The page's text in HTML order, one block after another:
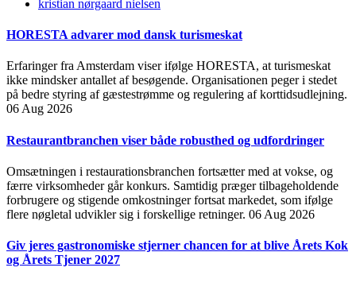
kristian nørgaard nielsen
HORESTA advarer mod dansk turismeskat
Erfaringer fra Amsterdam viser ifølge HORESTA, at turismeskat
ikke mindsker antallet af besøgende. Organisationen peger i stedet
på bedre styring af gæstestrømme og regulering af korttidsudlejning.
06 Aug 2026
Restaurantbranchen viser både robusthed og udfordringer
Omsætningen i restaurationsbranchen fortsætter med at vokse, og
færre virksomheder går konkurs. Samtidig præger tilbageholdende
forbrugere og stigende omkostninger fortsat markedet, som ifølge
flere nøgletal udvikler sig i forskellige retninger. 06 Aug 2026
Giv jeres gastronomiske stjerner chancen for at blive Årets Kok
og Årets Tjener 2027